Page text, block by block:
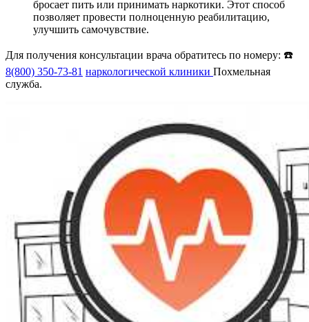
бросает пить или принимать наркотики. Этот способ
позволяет провести полноценную реабилитацию,
улучшить самочувствие.
Для получения консультации врача обратитесь по номеру: ☎️
8(800) 350-73-81 наркологической клиники Похмельная
служба.